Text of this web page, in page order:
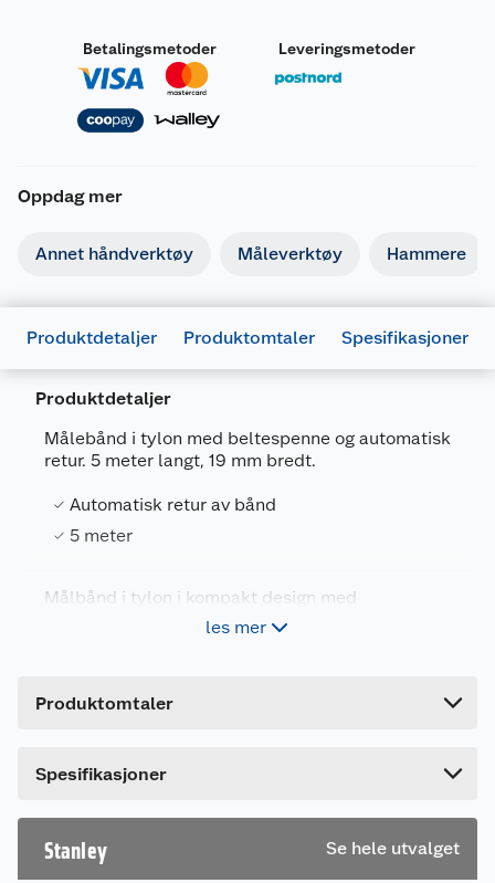
Betalingsmetoder Leveringsmetoder
Oppdag mer
Annet håndverktøy Måleverktøy Hammere
Produktdetaljer Produktomtaler Spesifikasjoner
Produktdetaljer
Målebånd i tylon med beltespenne og automatisk
retur. 5 meter langt, 19 mm bredt.
Automatisk retur av bånd
5 meter
Målbånd i tylon i kompakt design med
beltespenne og automatisk retur. 5 meter langt,
les mer
Produktomtaler
Spesifikasjoner
Generelt
Artikkelnummer
Stanley Se hele utvalget